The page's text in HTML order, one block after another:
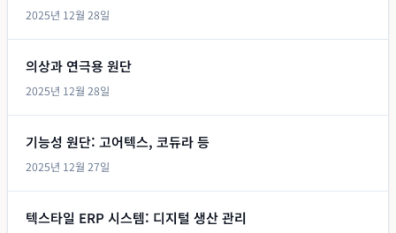
2025년 12월 28일
의상과 연극용 원단
2025년 12월 28일
기능성 원단: 고어텍스, 코듀라 등
2025년 12월 27일
텍스타일 ERP 시스템: 디지털 생산 관리